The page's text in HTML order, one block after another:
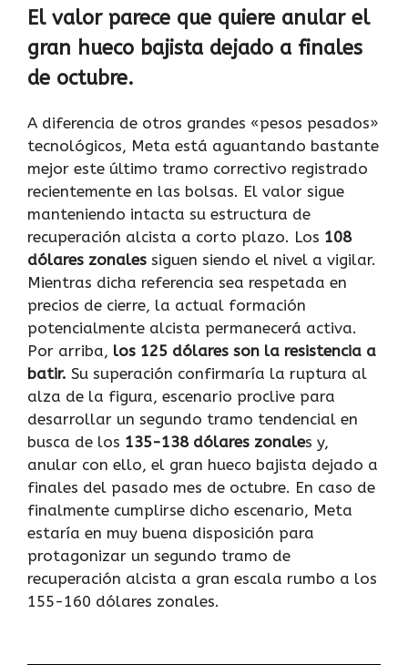
El valor parece que quiere anular el
gran hueco bajista dejado a finales
de octubre.
A diferencia de otros grandes «pesos pesados»
tecnológicos, Meta está aguantando bastante
mejor este último tramo correctivo registrado
recientemente en las bolsas. El valor sigue
manteniendo intacta su estructura de
recuperación alcista a corto plazo. Los 108
dólares zonales siguen siendo el nivel a vigilar.
Mientras dicha referencia sea respetada en
precios de cierre, la actual formación
potencialmente alcista permanecerá activa.
Por arriba, los 125 dólares son la resistencia a
batir. Su superación confirmaría la ruptura al
alza de la figura, escenario proclive para
desarrollar un segundo tramo tendencial en
busca de los 135-138 dólares zonales y,
anular con ello, el gran hueco bajista dejado a
finales del pasado mes de octubre. En caso de
finalmente cumplirse dicho escenario, Meta
estaría en muy buena disposición para
protagonizar un segundo tramo de
recuperación alcista a gran escala rumbo a los
155-160 dólares zonales.